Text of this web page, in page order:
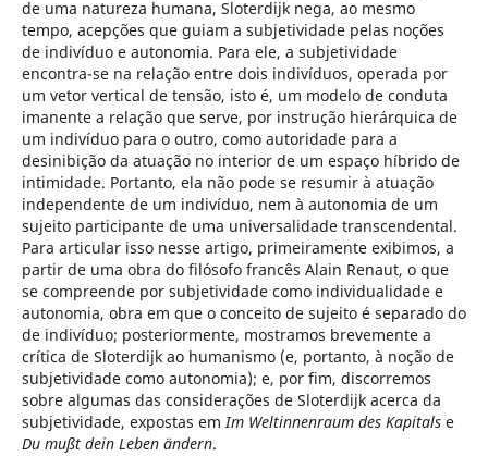
de uma natureza humana, Sloterdijk nega, ao mesmo
tempo, acepções que guiam a subjetividade pelas noções
de indivíduo e autonomia. Para ele, a subjetividade
encontra-se na relação entre dois indivíduos, operada por
um vetor vertical de tensão, isto é, um modelo de conduta
imanente a relação que serve, por instrução hierárquica de
um indivíduo para o outro, como autoridade para a
desinibição da atuação no interior de um espaço híbrido de
intimidade. Portanto, ela não pode se resumir à atuação
independente de um indivíduo, nem à autonomia de um
sujeito participante de uma universalidade transcendental.
Para articular isso nesse artigo, primeiramente exibimos, a
partir de uma obra do filósofo francês Alain Renaut, o que
se compreende por subjetividade como individualidade e
autonomia, obra em que o conceito de sujeito é separado do
de indivíduo; posteriormente, mostramos brevemente a
crítica de Sloterdijk ao humanismo (e, portanto, à noção de
subjetividade como autonomia); e, por fim, discorremos
sobre algumas das considerações de Sloterdijk acerca da
subjetividade, expostas emIm Weltinnenraum des Kapitals e
Du mußt dein Leben ändern.